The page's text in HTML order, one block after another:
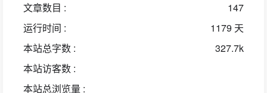
文章数目 :
147
运行时间 :
1179 天
本站总字数 :
327.7k
本站访客数 :
本站总浏览量 :